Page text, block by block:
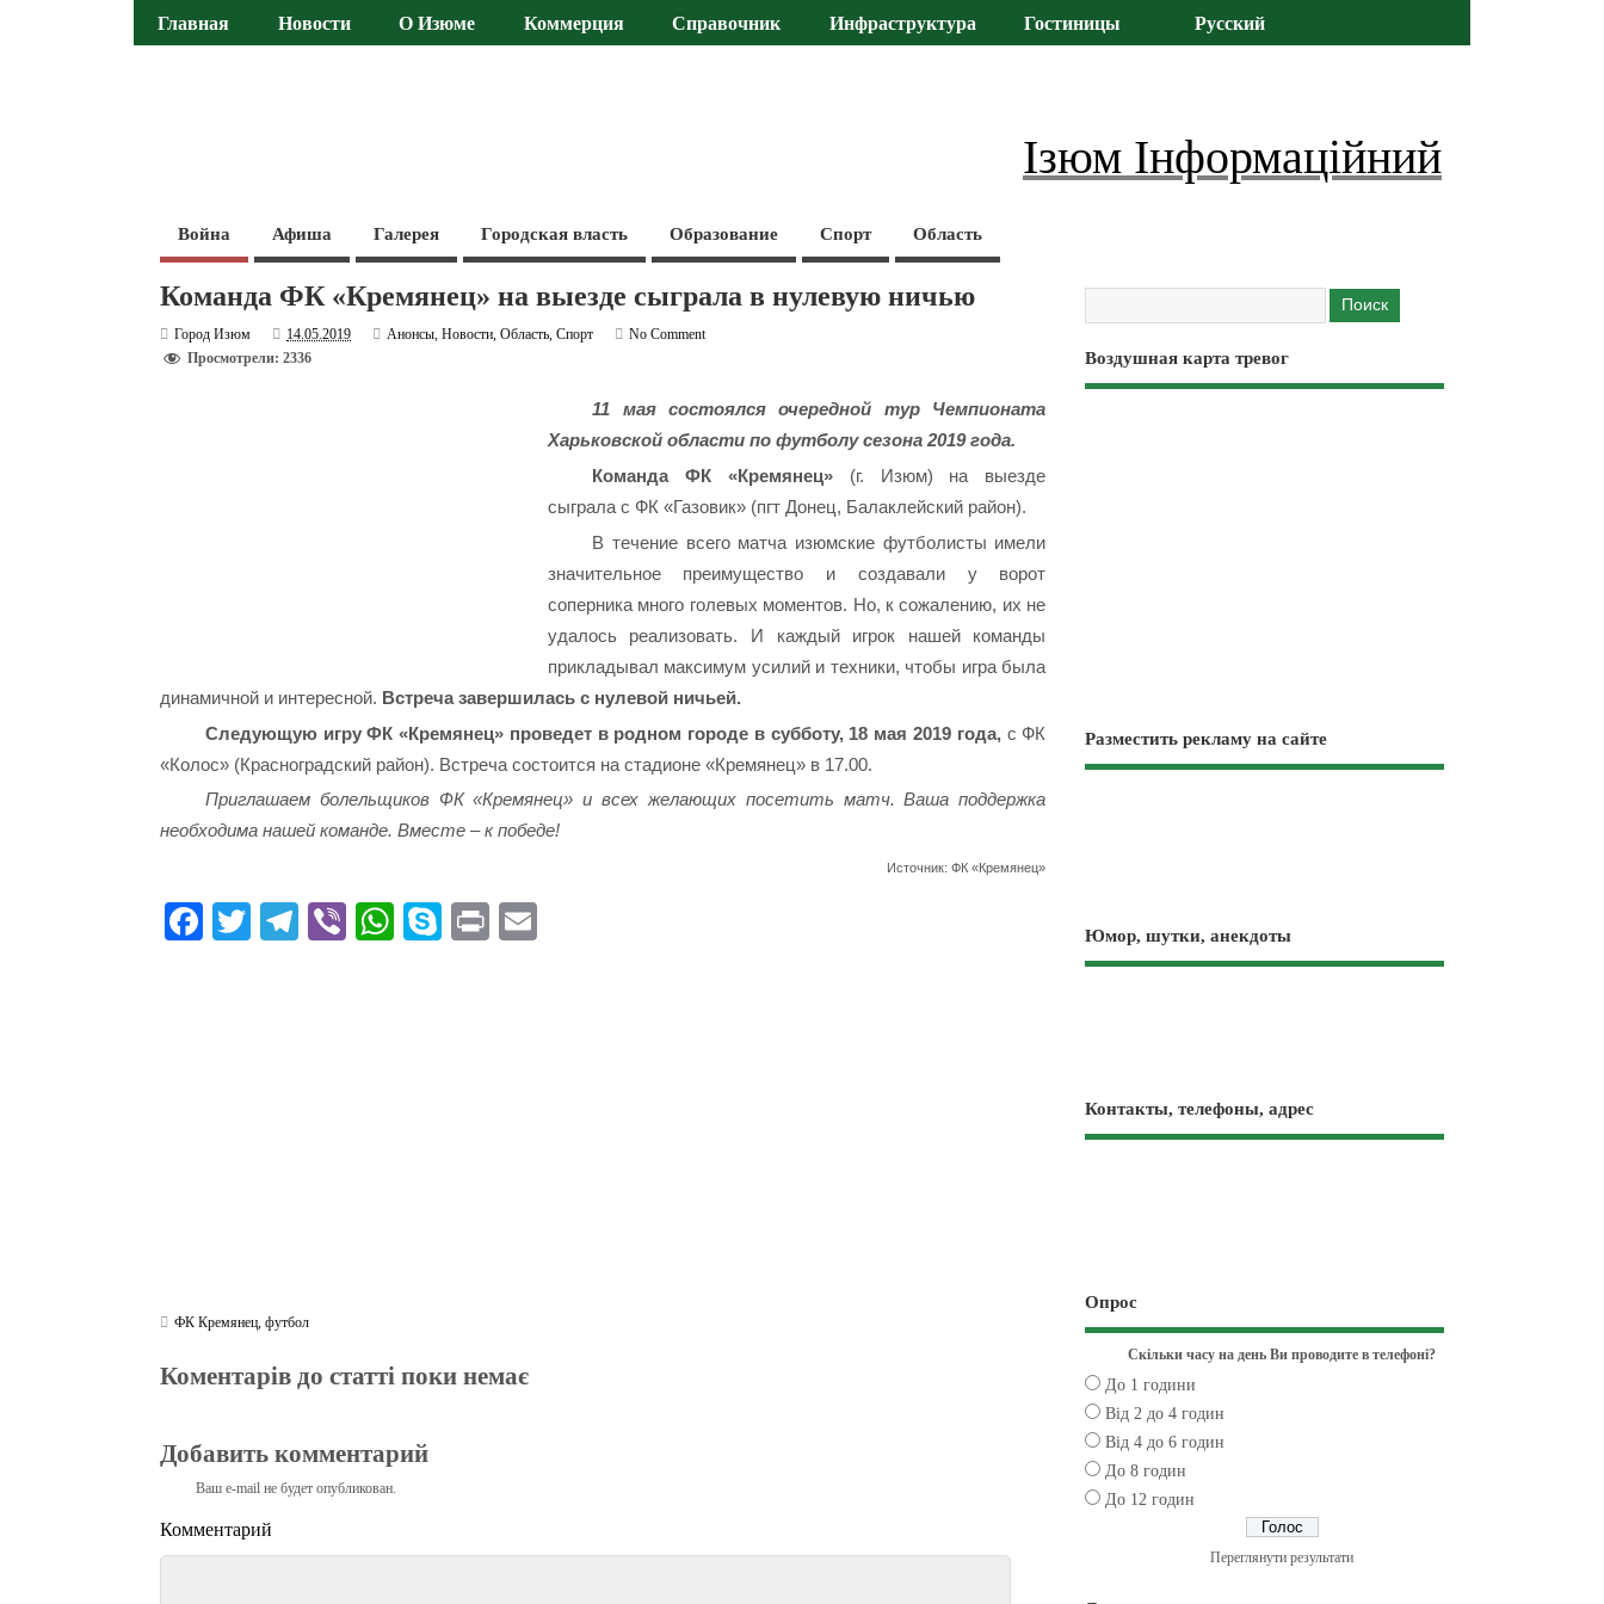
Главная Новости О Изюме Коммерция Справочник Инфраструктура Гостиницы Русский
Ізюм Інформаційний
Война Афиша Галерея Городская власть Образование Спорт Область
Команда ФК «Кремянец» на выезде сыграла в нулевую ничью
Город Изюм 14.05.2019 Анонсы,Новости,Область,Спорт
No Comment
Просмотрели: 2336
11 мая состоялся очередной тур Чемпионата
Харьковской области по футболу сезона 2019 года.
Команда ФК «Кремянец»(г. Изюм) на выезде
сыграла с ФК «Газовик» (пгт Донец, Балаклейский район).
В течение всего матча изюмские футболисты имели
значительное преимущество и создавали у ворот
соперника много голевых моментов. Но, к сожалению, их не
удалось реализовать. И каждый игрок нашей команды
прикладывал максимум усилий и техники, чтобы игра была
динамичной и интересной. Встреча завершилась с нулевой ничьей.
Следующую игру ФК «Кремянец» проведет в родном городе в субботу, 18 мая 2019 года,с ФК
«Колос» (Красноградский район). Встреча состоится на стадионе «Кремянец» в 17.00.
Приглашаем болельщиков ФК «Кремянец» и всех желающих посетить матч. Ваша поддержка
необходима нашей команде. Вместе – к победе!
Источник: ФК «Кремянец»
Fa T
Te Vi
W
S
Pr
ФК Кремянец,футбол
Коментарів до статті поки немає
Добавить комментарий
Ваш e-mail не будет опубликован.
Комментарий
Воздушная карта тревог
Разместить рекламу на сайте
Юмор, шутки, анекдоты
Контакты, телефоны, адрес
Опрос
Скільки часу на день Ви проводите в телефоні?
До 1 години
Від 2 до 4 годин
Від 4 до 6 годин
До 8 годин
До 12 годин
Переглянути результати